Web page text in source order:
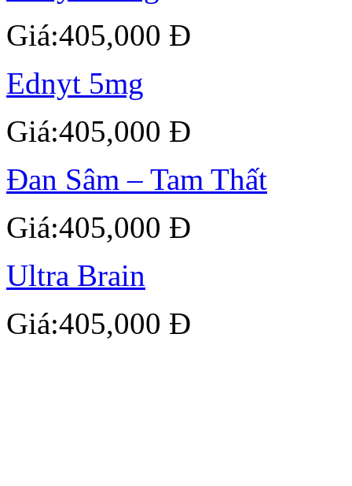
Giá:405,000 Đ
Ednyt 5mg
Giá:405,000 Đ
Đan Sâm – Tam Thất
Giá:405,000 Đ
Ultra Brain
Giá:405,000 Đ